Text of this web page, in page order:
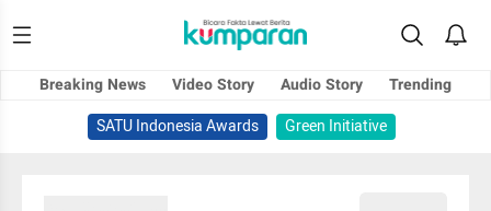
Breaking News Video Story Audio Story
Trending
SATU Indonesia Awards
Green Initiative